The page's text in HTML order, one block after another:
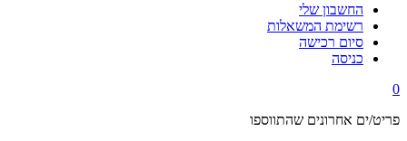
החשבון שלי
רשימת המשאלות
סיום רכישה
כניסה
0
פריט/ים אחרונים שהתווספו